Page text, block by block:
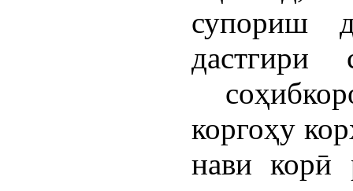
дастгири
коргоҳу
нави корӣ